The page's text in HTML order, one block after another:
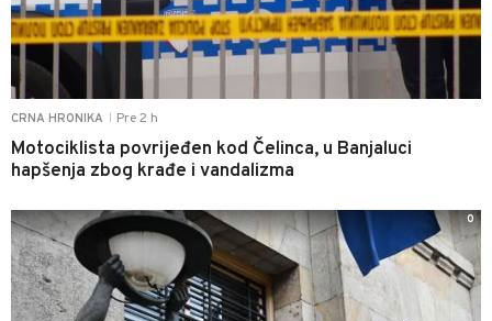
CRNA HRONIKA Pre 2 h
Motociklista povrijeđen kod Čelinca, u Banjaluci
hapšenja zbog krađe i vandalizma
0